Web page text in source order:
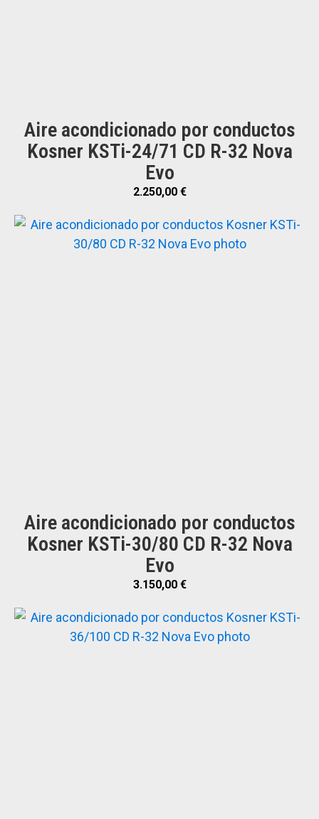
Aire acondicionado por conductos
Kosner KSTi-24/71 CD R-32 Nova
Evo
2.250,00 €
Aire acondicionado por conductos
Kosner KSTi-30/80 CD R-32 Nova
Evo
3.150,00 €